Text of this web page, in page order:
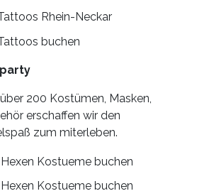
200 Kostümen, Masken,
erschaffen wir den
zum miterleben.